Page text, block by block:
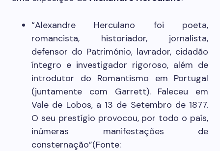
“Alexandre Herculano foi poeta,
romancista, historiador, jornalista,
defensor do Património, lavrador, cidadão
íntegro e investigador rigoroso, além de
introdutor do Romantismo em Portugal
(juntamente com Garrett). Faleceu em
Vale de Lobos, a 13 de Setembro de 1877.
O seu prestígio provocou, por todo o país,
inúmeras manifestações de
consternação”(Fonte: